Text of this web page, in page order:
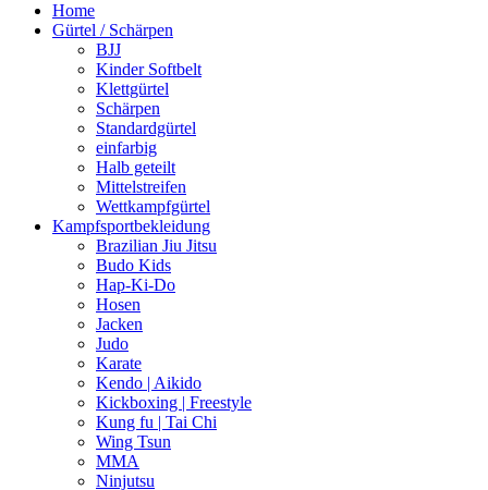
Home
Gürtel / Schärpen
BJJ
Kinder Softbelt
Klettgürtel
Schärpen
Standardgürtel
einfarbig
Halb geteilt
Mittelstreifen
Wettkampfgürtel
Kampfsportbekleidung
Brazilian Jiu Jitsu
Budo Kids
Hap-Ki-Do
Hosen
Jacken
Judo
Karate
Kendo | Aikido
Kickboxing | Freestyle
Kung fu | Tai Chi
Wing Tsun
MMA
Ninjutsu